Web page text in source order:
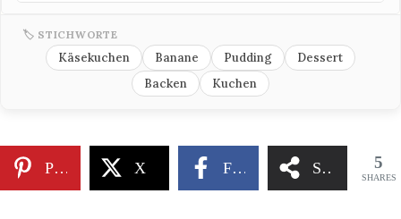
🏷 STICHWORTE
Käsekuchen Banane Pudding
Dessert
Backen
Kuchen
Pinterest X Facebook Share 5
SHARES